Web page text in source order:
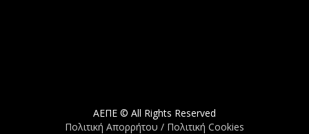
ΑΕΠΕ © All Rights Reserved
Πολιτική Απορρήτου / Πολιτική Cookies